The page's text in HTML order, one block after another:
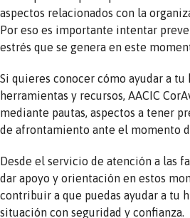
aspectos relacionados con la
Por eso es importante intentar
estrés que se genera en este
Si quieres conocer cómo ayudar a
herramientas y recursos, AACIC
mediante pautas, aspectos a tener
de afrontamiento ante el momento
Desde el servicio de atención a las
dar apoyo y orientación en estos
contribuir a que puedas ayudar a tu
situación con seguridad y confianza.